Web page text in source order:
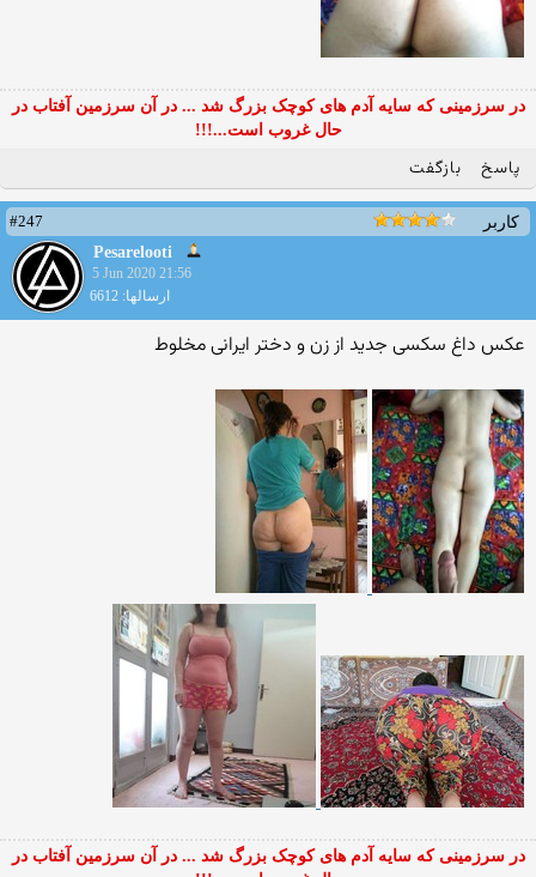
در سرزمینی که سایه آدم های کوچک بزرگ شد ... در آن سرزمین آفتاب در
حال غروب است...!!!
پاسخ بازگفت
کاربر
#247
Pesarelooti
5 Jun 2020 21:56
ارسالها: 6612
عکس داغ سکسی جدید از زن و دختر ایرانی مخلوط
در سرزمینی که سایه آدم های کوچک بزرگ شد ... در آن سرزمین آفتاب در